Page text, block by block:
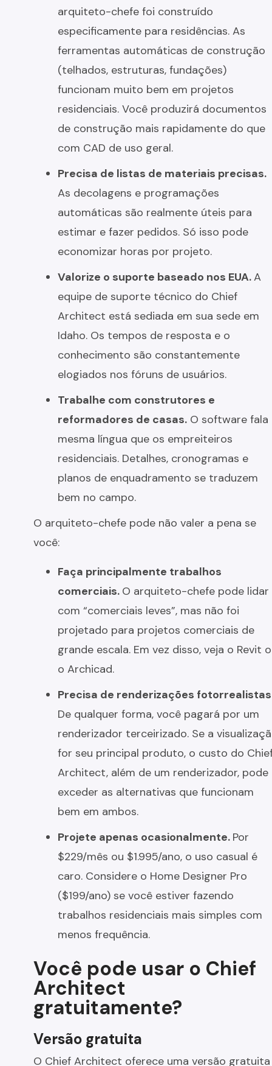
arquiteto-chefe foi construído
especificamente para residências. As
ferramentas automáticas de construção
(telhados, estruturas, fundações)
funcionam muito bem em projetos
residenciais. Você produzirá documentos
de construção mais rapidamente do que
com CAD de uso geral.
Precisa de listas de materiais precisas.
As decolagens e programações
automáticas são realmente úteis para
estimar e fazer pedidos. Só isso pode
economizar horas por projeto.
Valorize o suporte baseado nos EUA.A
equipe de suporte técnico do Chief
Architect está sediada em sua sede em
Idaho. Os tempos de resposta e o
conhecimento são constantemente
elogiados nos fóruns de usuários.
Trabalhe com construtores e
reformadores de casas. O software fala
mesma língua que os empreiteiros
residenciais. Detalhes, cronogramas e
planos de enquadramento se traduzem
bem no campo.
O arquiteto-chefe pode não valer a pena se
você:
Faça principalmente trabalhos
comerciais. O arquiteto-chefe pode lidar
com “comerciais leves”, mas não foi
projetado para projetos comerciais de
grande escala. Em vez disso, veja o Revit
o Archicad.
Precisa de renderizações
De qualquer forma, você pagará por um
renderizador terceirizado. Se a
for seu principal produto, o custo do
Architect, além de um renderizador, pode
exceder as alternativas que funcionam
bem em ambos.
Projete apenas ocasionalmente. Por
$229/mês ou $1.995/ano, o uso casual é
caro. Considere o Home Designer Pro
($199/ano) se você estiver fazendo
trabalhos residenciais mais simples com
menos frequência.
Você pode usar o Chief
Architect
gratuitamente?
Versão gratuita
O Chief Architect oferece uma versão gratuita